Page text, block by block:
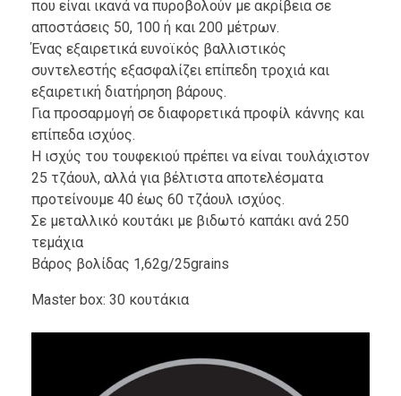
που είναι ικανά να πυροβολούν με ακρίβεια σε
αποστάσεις 50, 100 ή και 200 ​​μέτρων.
Ένας εξαιρετικά ευνοϊκός βαλλιστικός
συντελεστής εξασφαλίζει επίπεδη τροχιά και
εξαιρετική διατήρηση βάρους.
Για προσαρμογή σε διαφορετικά προφίλ κάννης και
επίπεδα ισχύος.
Η ισχύς του τουφεκιού πρέπει να είναι τουλάχιστον
25 τζάουλ, αλλά για βέλτιστα αποτελέσματα
προτείνουμε 40 έως 60 τζάουλ ισχύος.
Σε μεταλλικό κουτάκι με βιδωτό καπάκι ανά 250
τεμάχια
Βάρος βολίδας 1,62g/25grains
Master box: 30 κουτάκια